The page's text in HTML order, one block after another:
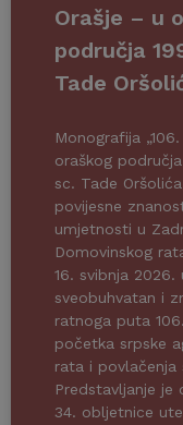
Orašje – u
područja
Tade
Monografija
oraškog
sc. Tade
povijesne
umjetnosti u
Domovinskog
16. svibnja 2026.
sveobuhvatan i
ratnoga puta
početka srpske
rata i
Predstavljanje je
34. obljetnice